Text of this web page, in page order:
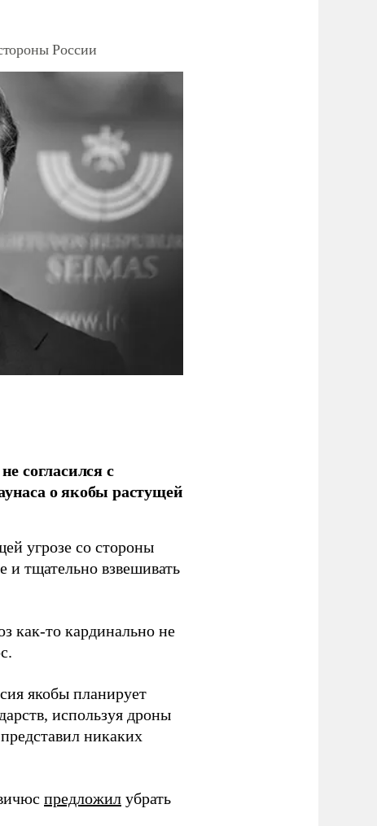
России
согласился с
о якобы растущей
угрозе со стороны
и тщательно взвешивать
как-то кардинально не
якобы планирует
используя дроны
никаких
предложил убрать